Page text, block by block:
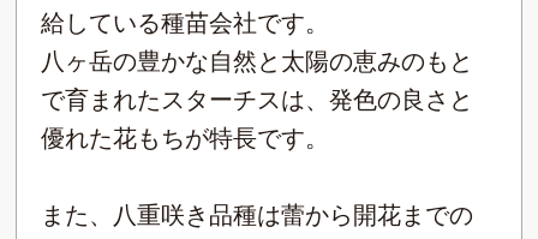
給している種苗会社です。
八ヶ岳の豊かな自然と太陽の恵みのもと
で育まれたスターチスは、発色の良さと
優れた花もちが特長です。
また、八重咲き品種は蕾から開花までの